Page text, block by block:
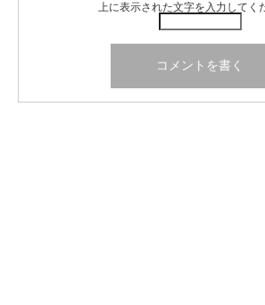
上に表示された文字を入力してく